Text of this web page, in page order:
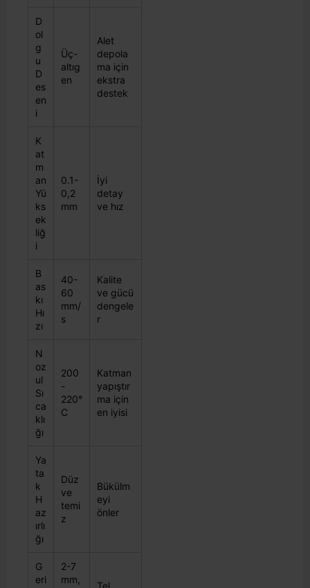
D
ol
g
u
D
es
en
i
Üç-
altıg
en
Alet
depola
ma için
ekstra
destek
K
at
m
an
Yü
ks
ek
liğ
i
0.1-
0,2
mm
İyi
detay
ve hız
B
as
kı
Hı
zı
40-
60
mm/
s
Kalite
ve gücü
dengele
r
N
oz
ul
Sı
ca
klı
ğı
200
-
220°
C
Katman
yapıştır
ma için
en iyisi
Ya
ta
k
H
az
ırlı
ğı
Düz
ve
temi
z
Bükülm
eyi
önler
G
eri
2-7
mm,
Tel